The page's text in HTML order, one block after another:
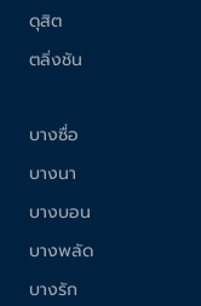
ดุสิต
ตลิ่งชัน
บางซื่อ
บางนา
บางบอน
บางพลัด
บางรัก